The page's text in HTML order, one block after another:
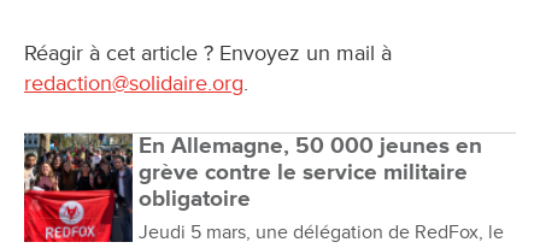
Réagir à cet article ? Envoyez un mail à
redaction@solidaire.org.
En Allemagne, 50 000 jeunes en
grève contre le service militaire
obligatoire
Jeudi 5 mars, une délégation de RedFox, le